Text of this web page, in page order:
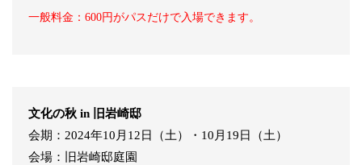
一般料金：600円がパスだけで入場できます。
文化の秋 in 旧岩崎邸
会期：2024年10月12日（土）・10月19日（土）
会場：旧岩崎邸庭園